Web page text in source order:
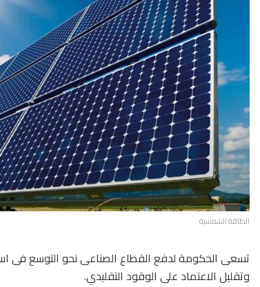
الطاقة الشمسية
تسعى الحكومة لدفع القطاع الصناعى نحو التوسع فى
وتقليل الاعتماد على الوقود التقليدي.